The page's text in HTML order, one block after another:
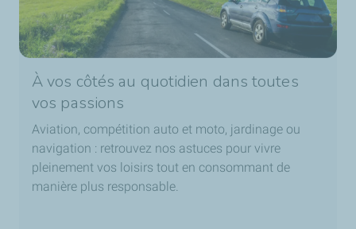
À vos côtés au quotidien dans toutes
vos passions
Aviation, compétition auto et moto, jardinage ou
navigation : retrouvez nos astuces pour vivre
pleinement vos loisirs tout en consommant de
manière plus responsable.